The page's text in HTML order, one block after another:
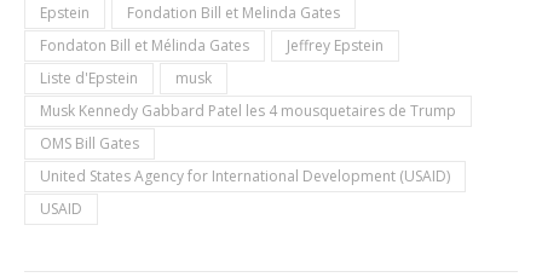
Epstein
Fondation Bill et Melinda Gates
Fondaton Bill et Mélinda Gates
Jeffrey Epstein
Liste d'Epstein
musk
Musk Kennedy Gabbard Patel les 4 mousquetaires de Trump
OMS Bill Gates
United States Agency for International Development (USAID)
USAID